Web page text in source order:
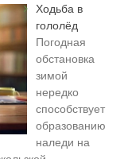
Ходьба в
гололёд
Погодная
обстановка
зимой
нередко
способствует
образованию
наледи на